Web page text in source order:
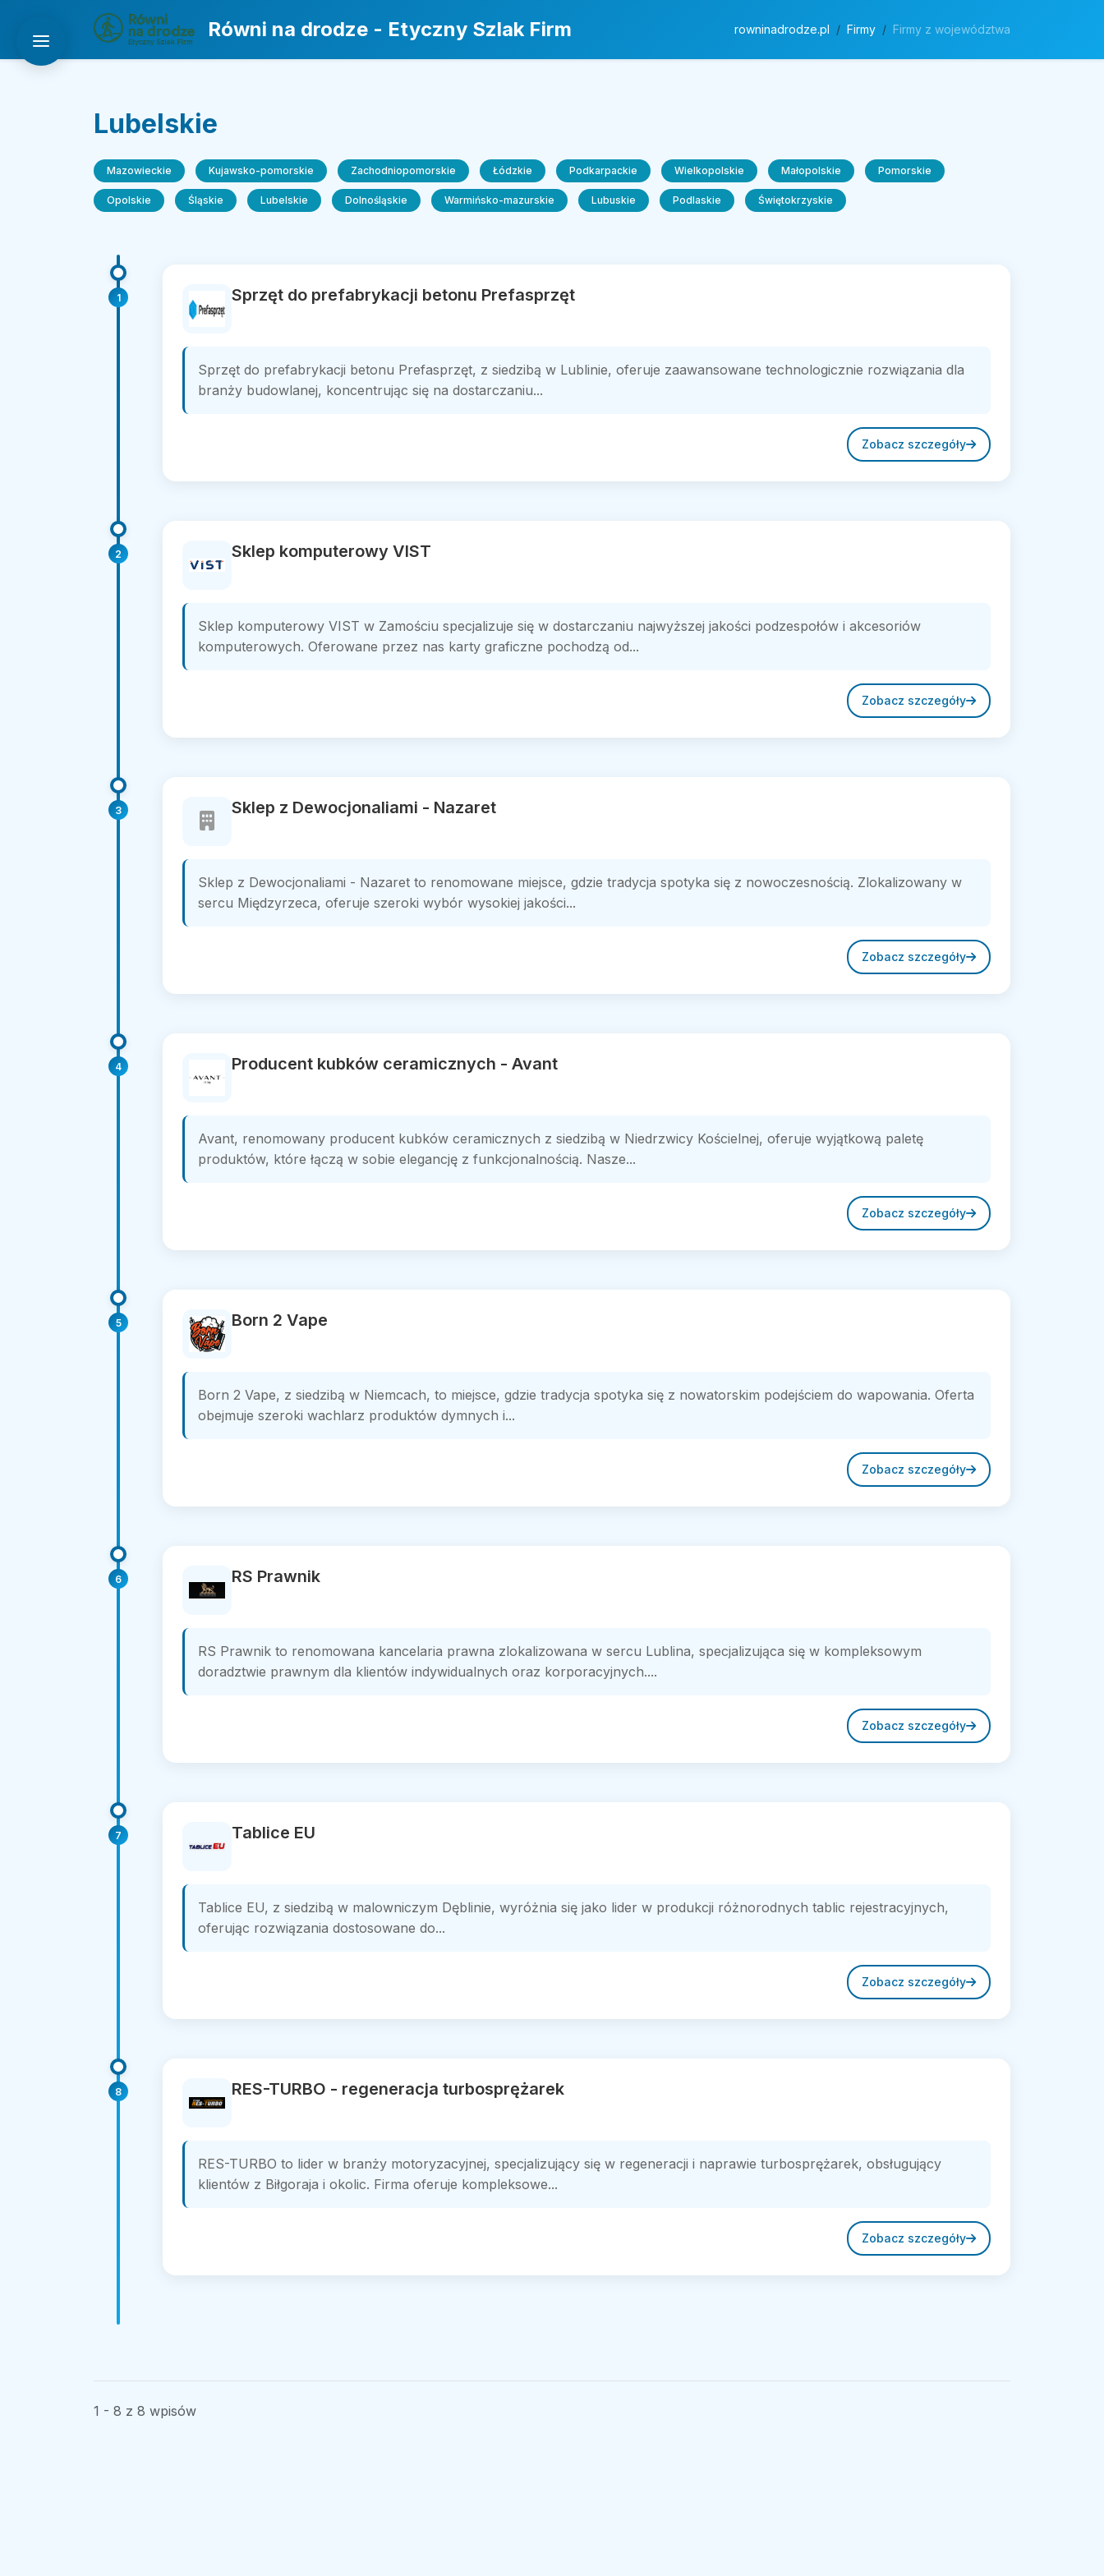
Równi na drodze - Etyczny Szlak Firm rowninadrodze.pl Firmy Firmy z województwa
Lubelskie
Mazowieckie Kujawsko-pomorskie Zachodniopomorskie Łódzkie Podkarpackie Wielkopolskie Małopolskie Pomorskie
Opolskie Śląskie Lubelskie Dolnośląskie Warmińsko-mazurskie Lubuskie Podlaskie Świętokrzyskie
1 Sprzęt do prefabrykacji betonu Prefasprzęt
Sprzęt do prefabrykacji betonu Prefasprzęt, z siedzibą w Lublinie, oferuje zaawansowane technologicznie rozwiązania dla
branży budowlanej, koncentrując się na dostarczaniu...
Zobacz szczegóły
2 Sklep komputerowy VIST
Sklep komputerowy VIST w Zamościu specjalizuje się w dostarczaniu najwyższej jakości podzespołów i akcesoriów
komputerowych. Oferowane przez nas karty graficzne pochodzą od...
Zobacz szczegóły
3 Sklep z Dewocjonaliami - Nazaret
Sklep z Dewocjonaliami - Nazaret to renomowane miejsce, gdzie tradycja spotyka się z nowoczesnością. Zlokalizowany w
sercu Międzyrzeca, oferuje szeroki wybór wysokiej jakości...
Zobacz szczegóły
4 Producent kubków ceramicznych - Avant
Avant, renomowany producent kubków ceramicznych z siedzibą w Niedrzwicy Kościelnej, oferuje wyjątkową paletę
produktów, które łączą w sobie elegancję z funkcjonalnością. Nasze...
Zobacz szczegóły
5 Born 2 Vape
Born 2 Vape, z siedzibą w Niemcach, to miejsce, gdzie tradycja spotyka się z nowatorskim podejściem do wapowania. Oferta
obejmuje szeroki wachlarz produktów dymnych i...
Zobacz szczegóły
6 RS Prawnik
RS Prawnik to renomowana kancelaria prawna zlokalizowana w sercu Lublina, specjalizująca się w kompleksowym
doradztwie prawnym dla klientów indywidualnych oraz korporacyjnych....
Zobacz szczegóły
7 Tablice EU
Tablice EU, z siedzibą w malowniczym Dęblinie, wyróżnia się jako lider w produkcji różnorodnych tablic rejestracyjnych,
oferując rozwiązania dostosowane do...
Zobacz szczegóły
8 RES-TURBO - regeneracja turbosprężarek
RES-TURBO to lider w branży motoryzacyjnej, specjalizujący się w regeneracji i naprawie turbosprężarek, obsługujący
klientów z Biłgoraja i okolic. Firma oferuje kompleksowe...
Zobacz szczegóły
1 - 8 z 8 wpisów